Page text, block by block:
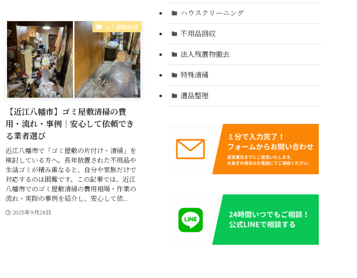
ゴミ屋敷清掃
【近江八幡市】ゴミ屋敷清掃の費
用・流れ・事例｜安心して依頼でき
る業者選び
近江八幡市で「ゴミ屋敷の片付け・清掃」を
検討している方へ。長年放置された不用品や
生活ゴミが積み重なると、自分や家族だけで
対応するのは困難です。この記事では、近江
八幡市でのゴミ屋敷清掃の費用相場・作業の
流れ・実際の事例を紹介し、安心して依...
2025年9月28日
ハウスクリーニング
不用品回収
法人残置物撤去
特殊清掃
遺品整理